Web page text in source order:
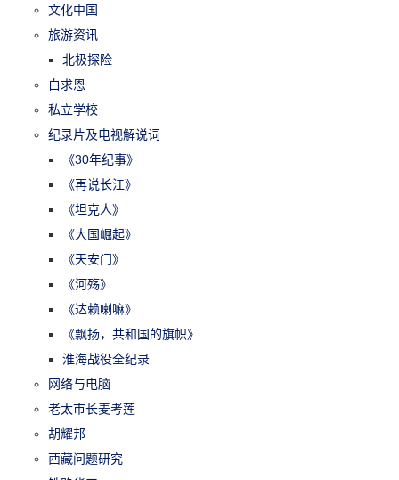
文化中国
旅游资讯
北极探险
白求恩
私立学校
纪录片及电视解说词
《30年纪事》
《再说长江》
《坦克人》
《大国崛起》
《天安门》
《河殇》
《达赖喇嘛》
《飘扬，共和国的旗帜》
淮海战役全纪录
网络与电脑
老太市长麦考莲
胡耀邦
西藏问题研究